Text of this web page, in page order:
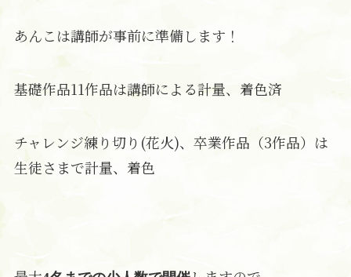
あんこは講師が事前に準備します！
基礎作品11作品は講師による計量、着色済
チャレンジ練り切り(花火)、卒業作品（3作品）は
生徒さまで計量、着色